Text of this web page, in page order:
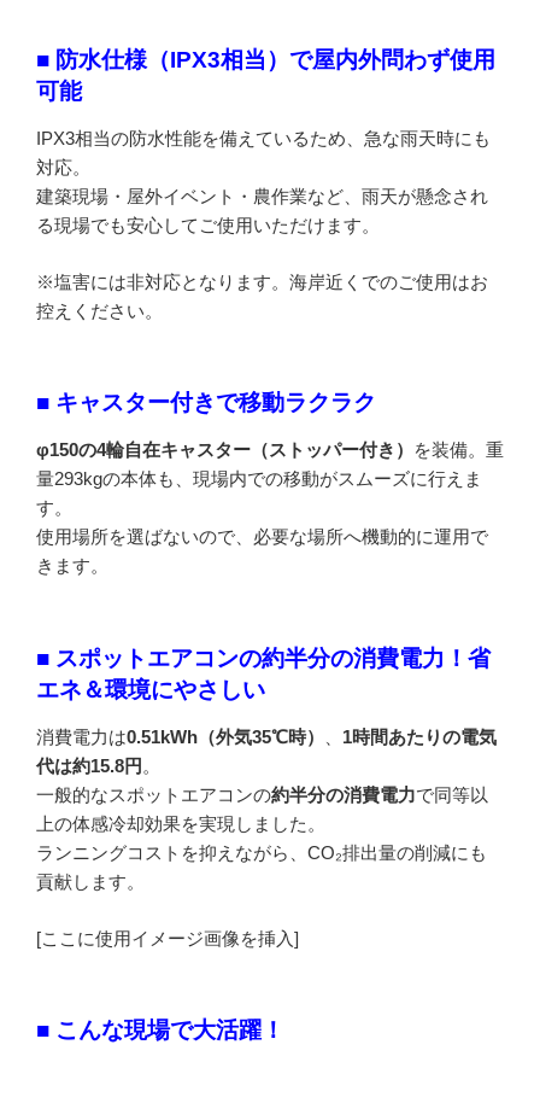
■ 防水仕様（IPX3相当）で屋内外問わず使用
可能
IPX3相当の防水性能を備えているため、急な雨天時にも
対応。
建築現場・屋外イベント・農作業など、雨天が懸念され
る現場でも安心してご使用いただけます。
※塩害には非対応となります。海岸近くでのご使用はお
控えください。
■ キャスター付きで移動ラクラク
φ150の4輪自在キャスター（ストッパー付き）
を装備。重
量293kgの本体も、現場内での移動がスムーズに行えま
す。
使用場所を選ばないので、必要な場所へ機動的に運用で
きます。
■ スポットエアコンの約半分の消費電力！省
エネ＆環境にやさしい
消費電力は0.51kWh（外気35℃時）
1時間あたりの電気
代は約15.8円 。
一般的なスポットエアコンの約半分の消費電力で同等以
上の体感冷却効果を実現しました。
ランニングコストを抑えながら、CO₂排出量の削減にも
貢献します。
[ここに使用イメージ画像を挿入]
■ こんな現場で大活躍！